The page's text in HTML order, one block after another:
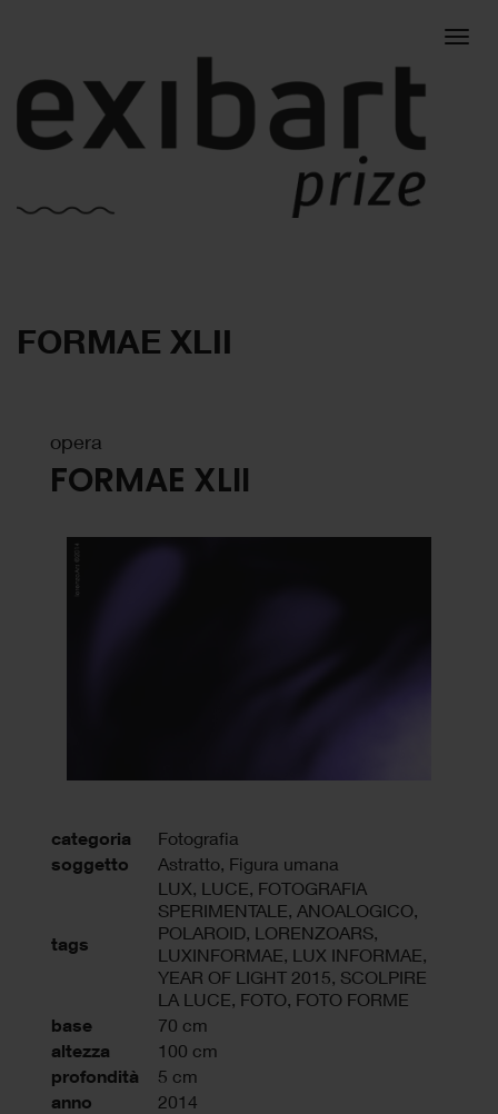
FORMAE XLII
opera
FORMAE XLII
categoria Fotografia
soggetto Astratto, Figura umana
tags
LUX LUCE FOTOGRAFIA
SPERIMENTALE ANOALOGICO
POLAROID LORENZOARS
LUXINFORMAE LUX INFORMAE
YEAR OF LIGHT 2015 SCOLPIRE
LA LUCE FOTO FOTO FORME
base 70 cm
altezza 100 cm
profondità 5 cm
anno 2014